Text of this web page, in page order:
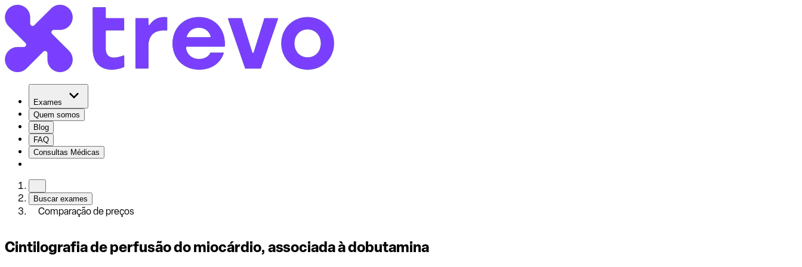
Exames
Quem somos
Blog
FAQ
Consultas Médicas
Buscar exames
Comparação de preços
Cintilografia de perfusão do miocárdio, associada à dobutamina